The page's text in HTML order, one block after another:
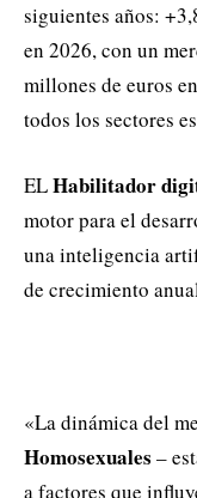
siguientes años:
en 2026, con un
millones de euros
todos los sectores
ELHabilitador
motor para el
una inteligencia
de crecimiento
«La dinámica del
Homosexuales –
a factores que